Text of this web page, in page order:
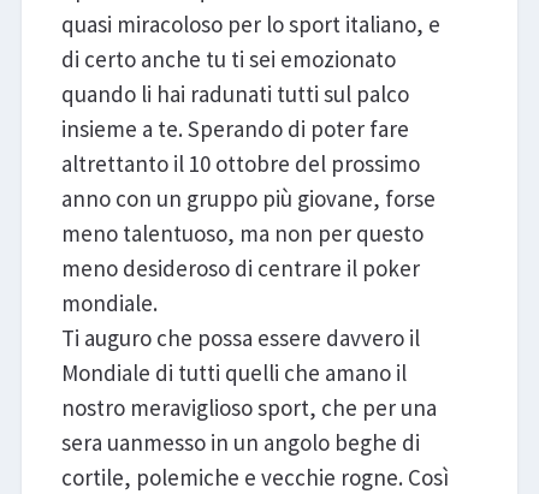
quasi miracoloso per lo sport italiano, e
di certo anche tu ti sei emozionato
quando li hai radunati tutti sul palco
insieme a te. Sperando di poter fare
altrettanto il 10 ottobre del prossimo
anno con un gruppo più giovane, forse
meno talentuoso, ma non per questo
meno desideroso di centrare il poker
mondiale.
Ti auguro che possa essere davvero il
Mondiale di tutti quelli che amano il
nostro meraviglioso sport, che per una
sera uanmesso in un angolo beghe di
cortile, polemiche e vecchie rogne. Così